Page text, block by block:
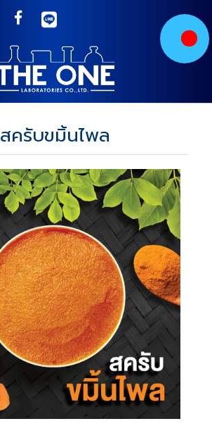
สครับขมิ้นไพล